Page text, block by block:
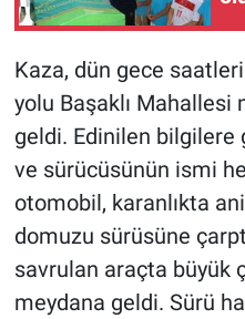
Kaza, dün gece
yolu Başaklı Mahallesi
geldi. Edinilen bilgilere
ve sürücüsünün ismi
otomobil, karanlıkta
domuzu sürüsüne
savrulan araçta büyük
meydana geldi. Sürü